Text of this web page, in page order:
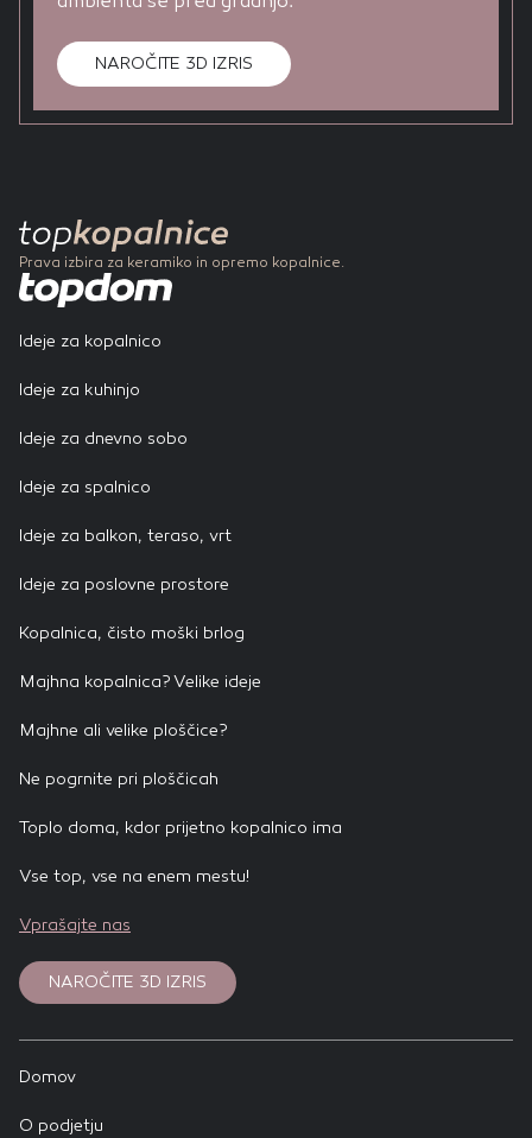
GLOBO | Turbo Flush
LAUFEN | Rimless
ROCA | Rimless Vortex
NAROČITE 3D IZRIS
Prava izbira za keramiko in opremo kopalnice.
Ideje za kopalnico
Ideje za kuhinjo
Ideje za dnevno sobo
Ideje za spalnico
Ideje za balkon, teraso, vrt
Ideje za poslovne prostore
Kopalnica, čisto moški brlog
Majhna kopalnica? Velike ideje
Majhne ali velike ploščice?
Ne pogrnite pri ploščicah
Toplo doma, kdor prijetno kopalnico ima
Vse top, vse na enem mestu!
Vprašajte nas
NAROČITE 3D IZRIS
Domov
O podjetju